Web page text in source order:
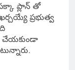
పక్కా ప్లాన్ తో
ప్రభుత్వ
చేయకుండా